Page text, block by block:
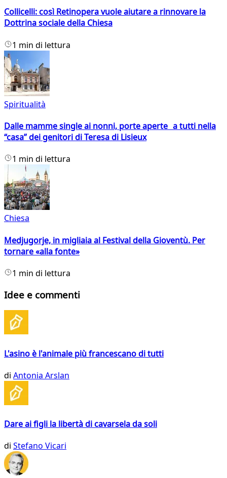
Collicelli: così Retinopera vuole aiutare a rinnovare la
Dottrina sociale della Chiesa
1 min di lettura
Spiritualità
Dalle mamme single ai nonni, porte aperte a tutti nella
“casa” dei genitori di Teresa di Lisieux
1 min di lettura
Chiesa
Medjugorje, in migliaia al Festival della Gioventù. Per
tornare «alla fonte»
1 min di lettura
Idee e commenti
L'asino è l'animale più francescano di tutti
di Antonia Arslan
Dare ai figli la libertà di cavarsela da soli
di Stefano Vicari